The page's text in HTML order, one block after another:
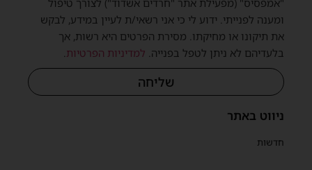
ניווט באתר
חדשות
ומענה לפנייתי. ידוע לי כי אני רשאי/ת לעיין במידע, לבקש
את תיקונו או מחיקתו. מסירת הפרטים היא רשות, אך
בלעדיהם לא ניתן לטפל בפנייה. למדיניות הפרטיות
שליחה